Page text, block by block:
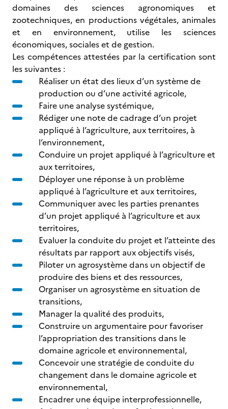
domaines des sciences agronomiques et
zootechniques, en productions végétales, animales
et en environnement, utilise les sciences
économiques, sociales et de gestion.
Les compétences attestées par la certification sont
les suivantes :
Réaliser un état des lieux d’un système de
production ou d’une activité agricole,
Faire une analyse systémique,
Rédiger une note de cadrage d’un projet
appliqué à l’agriculture, aux territoires, à
l’environnement,
Conduire un projet appliqué à l’agriculture et
aux territoires,
Déployer une réponse à un problème
appliqué à l’agriculture et aux territoires,
Communiquer avec les parties prenantes
d’un projet appliqué à l’agriculture et aux
territoires,
Evaluer la conduite du projet et l’atteinte des
résultats par rapport aux objectifs visés,
Piloter un agrosystème dans un objectif de
produire des biens et des ressources,
Organiser un agrosystème en situation de
transitions,
Manager la qualité des produits,
Construire un argumentaire pour favoriser
l’appropriation des transitions dans le
domaine agricole et environnemental,
Concevoir une stratégie de conduite du
changement dans le domaine agricole et
environnemental,
Encadrer une équipe interprofessionnelle,